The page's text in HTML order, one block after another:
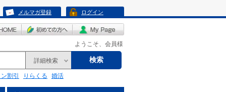
メルマガ登録 ログイン
ようこそ、会員様
詳細検索 検索
割引 りらくる 婚活